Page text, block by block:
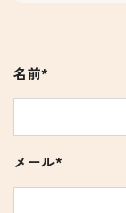
名前*
メール*